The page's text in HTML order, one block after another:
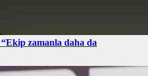
zamanla daha da